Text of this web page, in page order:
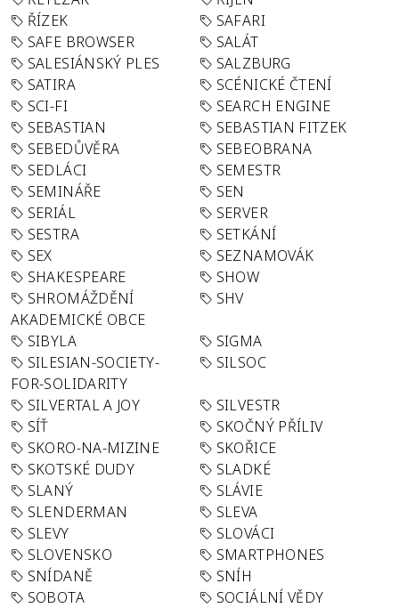
ŘÍZEK
SAFARI
SAFE BROWSER
SALÁT
SALESIÁNSKÝ PLES
SALZBURG
SATIRA
SCÉNICKÉ ČTENÍ
SCI-FI
SEARCH ENGINE
SEBASTIAN
SEBASTIAN FITZEK
SEBEDŮVĚRA
SEBEOBRANA
SEDLÁCI
SEMESTR
SEMINÁŘE
SEN
SERIÁL
SERVER
SESTRA
SETKÁNÍ
SEX
SEZNAMOVÁK
SHAKESPEARE
SHOW
SHROMÁŽDĚNÍ
AKADEMICKÉ OBCE
SHV
SIBYLA
SIGMA
SILESIAN-SOCIETY-
FOR-SOLIDARITY
SILSOC
SILVERTAL A JOY
SILVESTR
SÍŤ
SKOČNÝ PŘÍLIV
SKORO-NA-MIZINE
SKOŘICE
SKOTSKÉ DUDY
SLADKÉ
SLANÝ
SLÁVIE
SLENDERMAN
SLEVA
SLEVY
SLOVÁCI
SLOVENSKO
SMARTPHONES
SNÍDANĚ
SNÍH
SOBOTA
SOCIÁLNÍ VĚDY